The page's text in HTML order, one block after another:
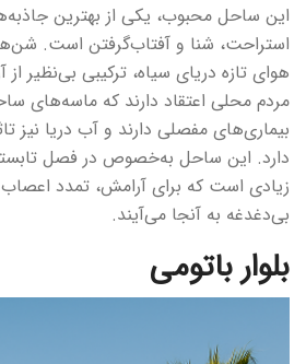
این ساحل محبوب، یکی از بهترین
استراحت، شنا و آفتاب‌گرفتن است.
هوای تازه دریای سیاه، ترکیبی بی‌نظیر
مردم محلی اعتقاد دارند که ماسه‌های
بیماری‌های مفصلی دارند و آب دریا نیز
دارد. این ساحل به‌خصوص در فصل
زیادی است که برای آرامش، تمدد
بی‌دغدغه به آنجا می‌آیند.
بلوار باتومی